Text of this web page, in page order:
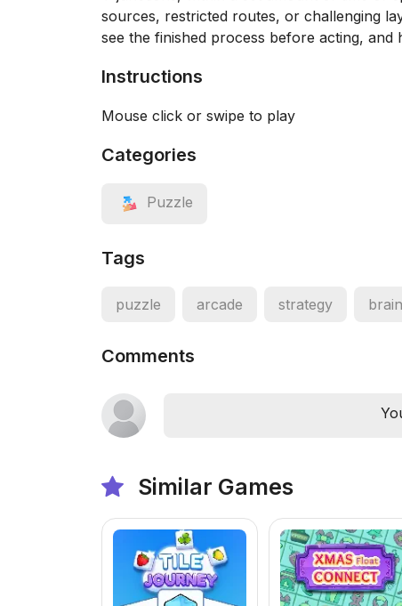
sources, restricted routes, or challenging
see the finished process before acting, and
Instructions
Mouse click or swipe to play
Categories
Puzzle
Tags
puzzle arcade strategy brain
Comments
Similar Games